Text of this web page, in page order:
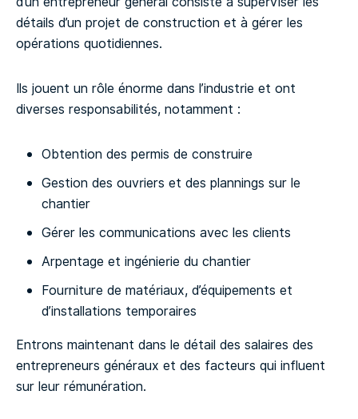
détails d’un projet de construction et à gérer les
opérations quotidiennes.
Ils jouent un rôle énorme dans l’industrie et ont
diverses responsabilités, notamment :
Obtention des permis de construire
Gestion des ouvriers et des plannings sur le
chantier
Gérer les communications avec les clients
Arpentage et ingénierie du chantier
Fourniture de matériaux, d’équipements et
d’installations temporaires
Entrons maintenant dans le détail des salaires des
entrepreneurs généraux et des facteurs qui influent
sur leur rémunération.